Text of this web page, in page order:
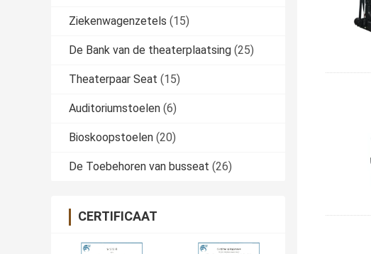
Ziekenwagenzetels (15)
De Bank van de theaterplaatsing (25)
Theaterpaar Seat (15)
Auditoriumstoelen (6)
Bioskoopstoelen (20)
De Toebehoren van busseat (26)
CERTIFICAAT